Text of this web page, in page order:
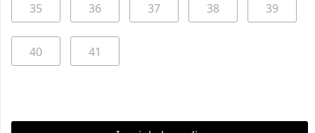
35 36 37 38 39
40 41